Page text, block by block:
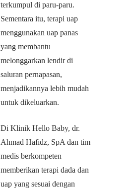
terkumpul di paru-paru.
Sementara itu, terapi uap
menggunakan uap panas
yang membantu
melonggarkan lendir di
saluran pernapasan,
menjadikannya lebih mudah
untuk dikeluarkan.
Di Klinik Hello Baby, dr.
Ahmad Hafidz, SpA dan tim
medis berkompeten
memberikan terapi dada dan
uap yang sesuai dengan